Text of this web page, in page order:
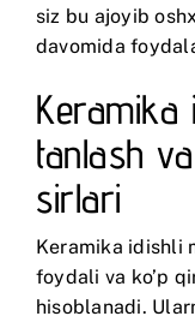
siz bu ajoyib
davomida
Keramika
tanlash
sirlari
Keramika idishli
foydali va ko’p
hisoblanadi.